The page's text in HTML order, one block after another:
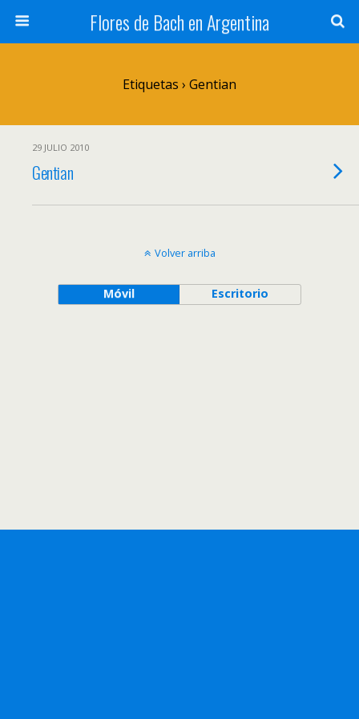
Flores de Bach en Argentina
Etiquetas › Gentian
29 JULIO 2010
Gentian
Volver arriba
Móvil Escritorio